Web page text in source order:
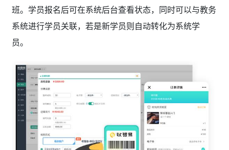
班。学员报名后可在系统后台查看状态，同时可以与教务
系统进行学员关联，若是新学员则自动转化为系统学
员。